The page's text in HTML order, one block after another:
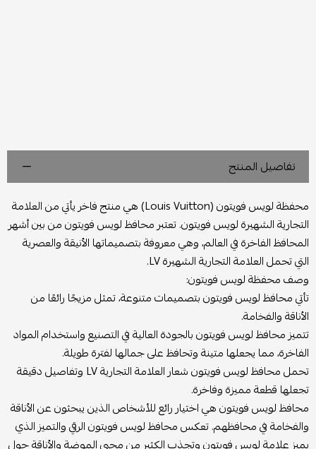
تفاصيل المنتج
محفظة لويس فويتون (Louis Vuitton) هي منتج فاخر يأتي من العلامة
التجارية الشهيرة لويس فويتون. تعتبر محافظ لويس فويتون من بين أشهر
المحافظ الفاخرة في العالم، وهي معروفة بتصميماتها الأنيقة والعصرية
التي تحمل العلامة التجارية الشهيرة LV.
وصف محفظة لويس فويتون:
تأتي محافظ لويس فويتون بتصميمات متنوعة، تمثل مزيجًا رائعًا من
الأناقة والفخامة.
تتميز محافظ لويس فويتون بالجودة العالية في التصنيع واستخدام المواد
الفاخرة، مما يجعلها متينة وتحافظ على جمالها لفترة طويلة.
تحمل محافظ لويس فويتون شعار العلامة التجارية LV وتفاصيل دقيقة
تجعلها قطعة مميزة وفاخرة.
محافظ لويس فويتون هي اختيار رائع للأشخاص الذين يبحثون عن الأناقة
والفخامة في محافظهم. تعكس محافظ لويس فويتون الرقي والتميز الذي
يميز علامة لويس فويتون وتجذب الكثير من محبي الموضة والأناقة حول